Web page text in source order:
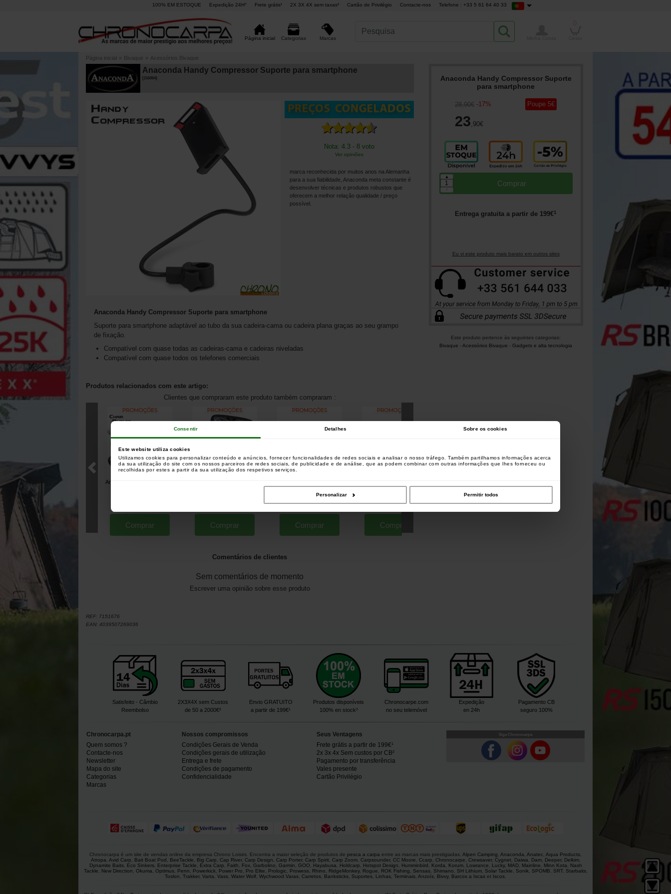
Consentir Detalhes Sobre os cookies
Este website utiliza cookies
Utilizamos cookies para personalizar conteúdo e anúncios, fornecer funcionalidades de redes sociais e analisar o nosso tráfego. Também partilhamos informações acerca
da sua utilização do site com os nossos parceiros de redes sociais, de publicidade e de análise, que as podem combinar com outras informações que lhes forneceu ou
recolhidas por estes a partir da sua utilização dos respetivos serviços.
Personalizar Permitir todos
100% EM ESTOQUE Expedição 24H° Frete grátis¹ 2X 3X 4X sem taxas² Cartão de Privilégio Contacte-nos Telefone : +33 5 61 64 40 33
Página inicial Categorias Marcas
Página inicial » Bivaque » Acessórios Bivaque
Anaconda Handy Compressor Suporte para smartphone
216064 ]
Nota: 4.3 - 8 voto
Ver opiniões
marca reconhecida por muitos anos na Alemanha
para a sua fiabilidade, Anaconda meta constante é
desenvolver técnicas e produtos robustos que
oferecem a melhor relação qualidade / preço
possível.
Anaconda Handy Compressor Suporte
para smartphone
28,90€ -17%
23,90€
Poupe 5€
Comprar
▲
Entrega gratuita a partir de 199€1
Eu vi este produto mais barato em outros sites
Este produto pertence às seguintes categorias:
Bivaque -Acessórios Bivaque -Gadgets e alta tecnologia
Anaconda Handy Compressor Suporte para smartphone
Suporte para smartphone adaptável ao tubo da sua cadeira-cama ou cadeira plana graças ao seu grampo
de fixação.
Compatível com quase todas as cadeiras-cama e cadeiras niveladas
Compatível com quase todos os telefones comerciais
Produtos relacionados com este artigo:
Clientes que compraram este produto também compraram :
Anaconda Chair Butler Table
Comprar Comprar
9 7,90€
Comprar
Box
24 19, 90€
Comprar
Comentários de clientes
Sem comentários de momento
Escrever uma opinião sobre esse produto
REF: 7151676
EAN: 4039507269036
Satisfeito - Câmbio
Reembolso
2X3X4X sem Custos
de 50 a 2000€²
Envio GRATUITO
a partir de 199€¹
Produtos disponíveis
100% en stock³
Chronocarpe.com
no seu telemóvel
Expedição
en 24h
Pagamento CB
seguro 100%
Chronocarpa.pt
Quem somos ?
Contacte-nos
Newsletter
Mapa do site
Categorias
Marcas
Nossos compromissos
Condições Gerais de Venda
Condições gerais de utilização
Entrega e frete
Condições de pagamento
Confidencialidade
Seus Ventagens
Frete grátis a partir de 199€¹
2x 3x 4x Sem custos por CB²
Pagamento por transferência
Vales presente
Cartão Privilégio
Siga Chronocarpa
Chronocarpa é um site de vendas online da empresa Chrono Loisirs. Encontra a maior seleção de produtos de pesca a carpa entre as marcas mais prestigiadas. Alpen Camping Anaconda Anatec Aqua Products
Atropa Avid Carp Bait Boat Pod BeeTackle Big Carp Cap River, Carp Design Carp Porter, Carp Spirit, Carp Zoom, Carpsounder, CC Moore Ccarp Chronocarpe Crewsaver, Cygnet, Daiwa Dam, Deeper, Delkim,
Dynamite Baits, Eco Sinkers, Enterprise Tackle Extra Carp Faith Fox, Garbolino Garmin GOO Hayabusa Holdcarp Hotspot Design Humminbird Korda Korum, Lowrance Lucky, MAD, Mainline Minn Kota
Nash
Tackle
New Direction Okuma Optimus, Penn Powerkick, Power Pro Pro Elite Prologic Prowess, Rhino RidgeMonkey, Rogue ROK Fishing Sensas, Shimano SH Lithium, Solar Tackle Sonik, SPOMB SRT, Starbaits,
Toslon
Trakker, Varta Vass Water Wolf Wychwood Varas Carretos Banksticks Suportes Linhas Terminais Anzoís Bivvy, Barcos a Iscas et Iscos